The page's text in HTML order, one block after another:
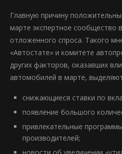
Главную причину
марте экспертное сообщество
отложенного спроса. Такого
«Автостате» и комитете
других факторов, оказавших
автомобилей в марте,
снижающиеся ставки по
появление большого
привлекательные
производителей;